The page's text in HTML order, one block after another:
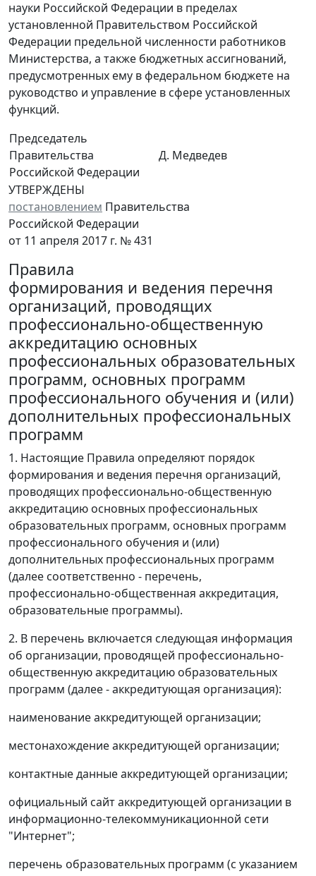
науки Российской Федерации в пределах
установленной Правительством Российской
Федерации предельной численности работников
Министерства, а также бюджетных ассигнований,
предусмотренных ему в федеральном бюджете на
руководство и управление в сфере установленных
функций.
Председатель
Правительства
Российской Федерации
Д. Медведев
УТВЕРЖДЕНЫ
постановлением Правительства
Российской Федерации
от 11 апреля 2017 г. № 431
Правила
формирования и ведения перечня
организаций, проводящих
профессионально-общественную
аккредитацию основных
профессиональных образовательных
программ, основных программ
профессионального обучения и (или)
дополнительных профессиональных
программ
1. Настоящие Правила определяют порядок
формирования и ведения перечня организаций,
проводящих профессионально-общественную
аккредитацию основных профессиональных
образовательных программ, основных программ
профессионального обучения и (или)
дополнительных профессиональных программ
(далее соответственно - перечень,
профессионально-общественная аккредитация,
образовательные программы).
2. В перечень включается следующая информация
об организации, проводящей профессионально-
общественную аккредитацию образовательных
программ (далее - аккредитующая организация):
наименование аккредитующей организации;
местонахождение аккредитующей организации;
контактные данные аккредитующей организации;
официальный сайт аккредитующей организации в
информационно-телекоммуникационной сети
"Интернет";
перечень образовательных программ (с указанием